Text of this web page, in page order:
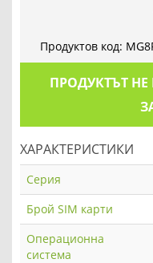
Продуктов код:
ПРОДУКТЪТ НЕ
ХАРАКТЕРИСТИКИ
Серия
Брой SIM карти
Операционна
система